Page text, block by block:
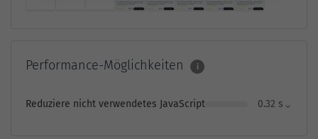
Performance-Möglichkeiten i
Reduziere nicht verwendetes JavaScript 0.32 s ⌄